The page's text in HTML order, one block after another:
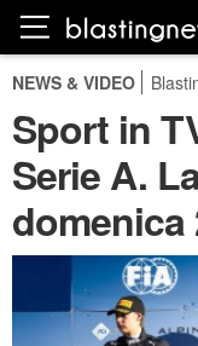
NEWS & VIDEO
Sport in
Serie A.
domenica